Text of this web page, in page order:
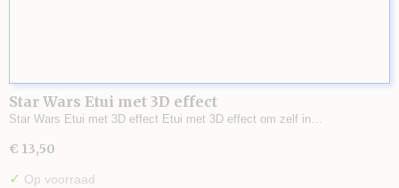
Star Wars Etui met 3D effect
Star Wars Etui met 3D effect Etui met 3D effect om zelf in…
€ 13,50
✓ Op voorraad